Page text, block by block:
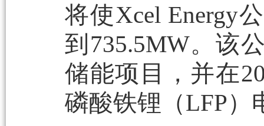
将使Xcel Energy
到735.5MW。该
储能项目，并在
磷酸铁锂（LFP）